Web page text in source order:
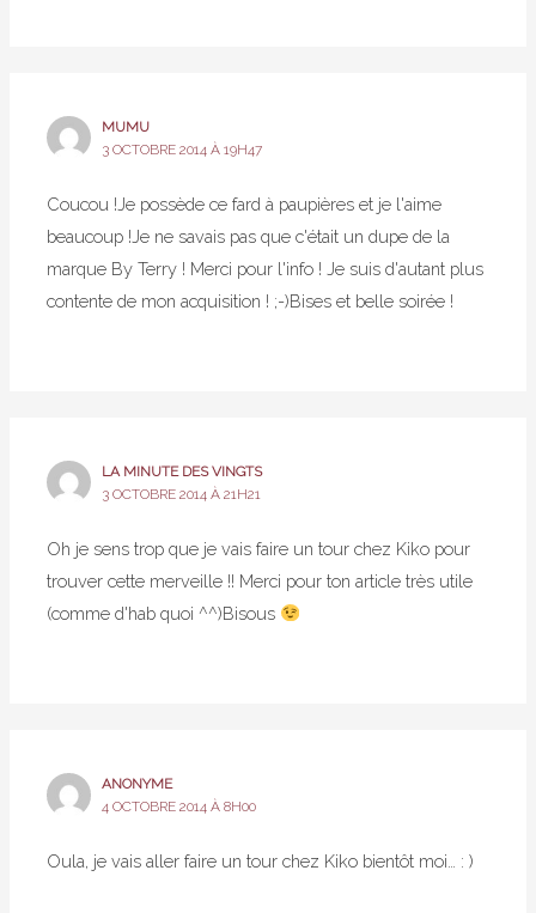
MUMU
3 OCTOBRE 2014 À 19H47
Coucou !Je possède ce fard à paupières et je l'aime
beaucoup !Je ne savais pas que c'était un dupe de la
marque By Terry ! Merci pour l'info ! Je suis d'autant plus
contente de mon acquisition ! ;-)Bises et belle soirée !
LA MINUTE DES VINGTS
3 OCTOBRE 2014 À 21H21
Oh je sens trop que je vais faire un tour chez Kiko pour
trouver cette merveille !! Merci pour ton article très utile
(comme d'hab quoi ^^)Bisous
ANONYME
4 OCTOBRE 2014 À 8H00
Oula, je vais aller faire un tour chez Kiko bientôt moi… : )